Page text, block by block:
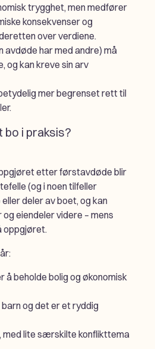
trygghet, men medfører
konsekvenser og
over verdiene.
avdøde har med andre) må
og kan kreve sin arv
mer begrenset rett til
bo i praksis?
etter førstavdøde blir
(og i noen tilfeller
deler av boet, og kan
eiendeler videre – mens
oppgjøret.
å beholde bolig og økonomisk
og det er et ryddig
med lite særskilte konflikttema